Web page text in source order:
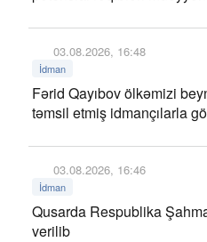
03.08.2026, 16:48
İdman
Fərid Qayıbov ölkəmizi
təmsil etmiş idmançılarla
03.08.2026, 16:46
İdman
Qusarda Respublika
verilib